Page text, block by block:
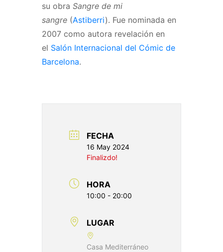
su obra Sangre de mi
sangre (Astiberri). Fue nominada en
2007 como autora revelación en
el Salón Internacional del Cómic de
Barcelona. ​
FECHA
16 May 2024
Finalizdo!
HORA
10:00 - 20:00
LUGAR
Casa Mediterráneo